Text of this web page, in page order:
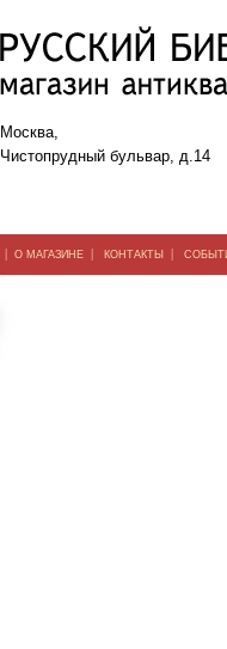
Москва,
Чистопрудный бульвар, д.14
| О МАГАЗИНЕ | КОНТАКТЫ |